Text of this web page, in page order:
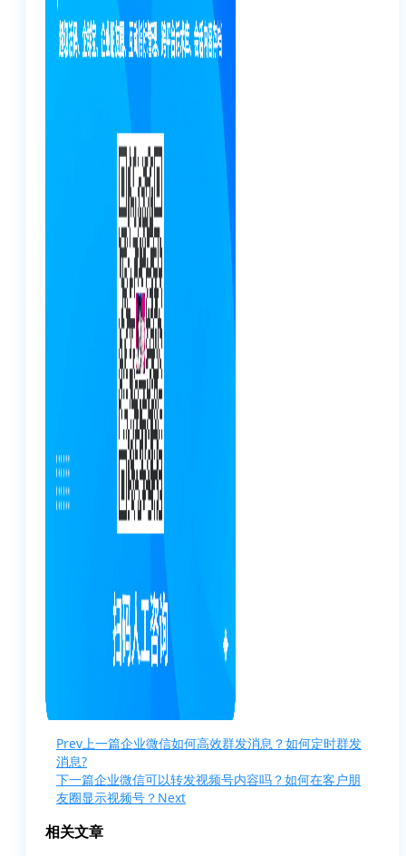
Prev上一篇企业微信如何高效群发消息？如何定时群发
消息?
下一篇企业微信可以转发视频号内容吗？如何在客户朋
友圈显示视频号？ Next
相关文章